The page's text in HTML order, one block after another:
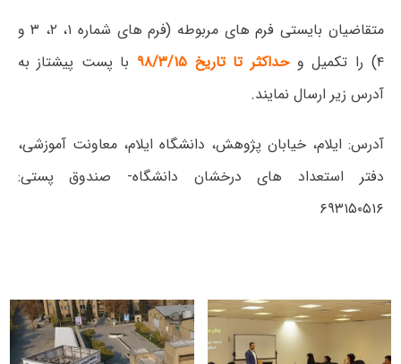
متقاضیان بایستی فرم ­های مربوطه (فرم های شماره ۱، ۲، ۳ و
۴) را تکمیل و
حداکثر تا تاریخ ۹۸/۳/۱۵
با پست پیشتاز به
آدرس زیر ارسال نمایند.
آدرس: ایلام، خیابان پژوهش، دانشگاه ایلام، معاونت آموزشی،
دفتر استعداد های درخشان دانشگاه- صندوق پستی:
۶۹۳۱۵۰۵۱۶